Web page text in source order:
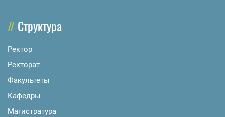
Структура
Ректор
Ректорат
Факультеты
Кафедры
Магистратура